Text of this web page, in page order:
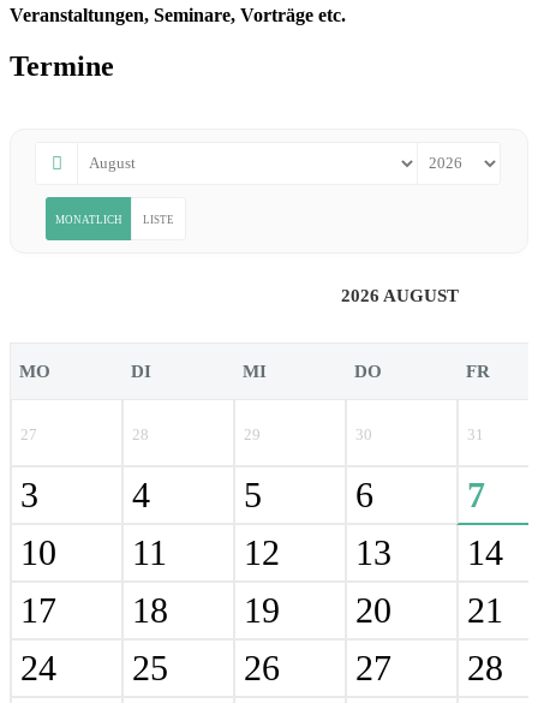
Veranstaltungen, Seminare, Vorträge etc.
Termine
MONATLICH LISTE
2026 AUGUST
MO DI MI DO FR
27 28 29 30 31
3 4 5 6
7
10
11 12 13
14
17
18 19 20
21
24
25 26 27
28